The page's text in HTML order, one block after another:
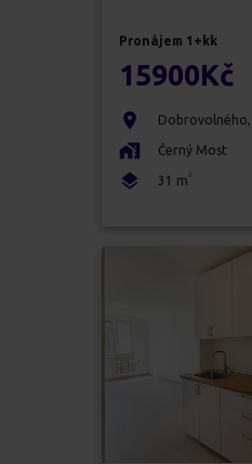
Pronájem 1+kk
15900Kč
Dobrovolného,
Černý Most
31 m 2